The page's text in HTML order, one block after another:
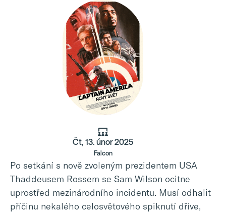
Čt, 13. únor 2025
Falcon
Po setkání s nově zvoleným prezidentem USA
Thaddeusem Rossem se Sam Wilson ocitne
uprostřed mezinárodního incidentu. Musí odhalit
příčinu nekalého celosvětového spiknutí dříve,